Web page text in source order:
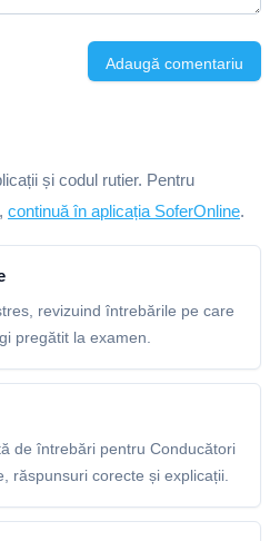
Adaugă comentariu
și codul rutier. Pentru
continuă în aplicația SoferOnline.
revizuind întrebările pe care
pregătit la examen.
de întrebări pentru Conducători
răspunsuri corecte și explicații.